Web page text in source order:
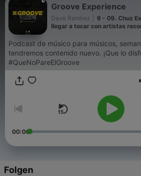
Groove Experience
Dave Ramírez
9 - 09. Chuz
llegar a tocar con artistas
Podcast de músico para músicos,
tendremos contenido nuevo. ¡Que lo
#QueNoPareElGroove
00:00
Folgen